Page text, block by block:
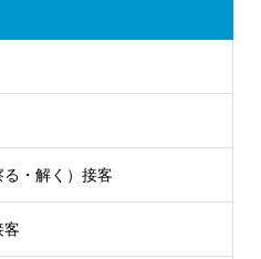
・解く）接客